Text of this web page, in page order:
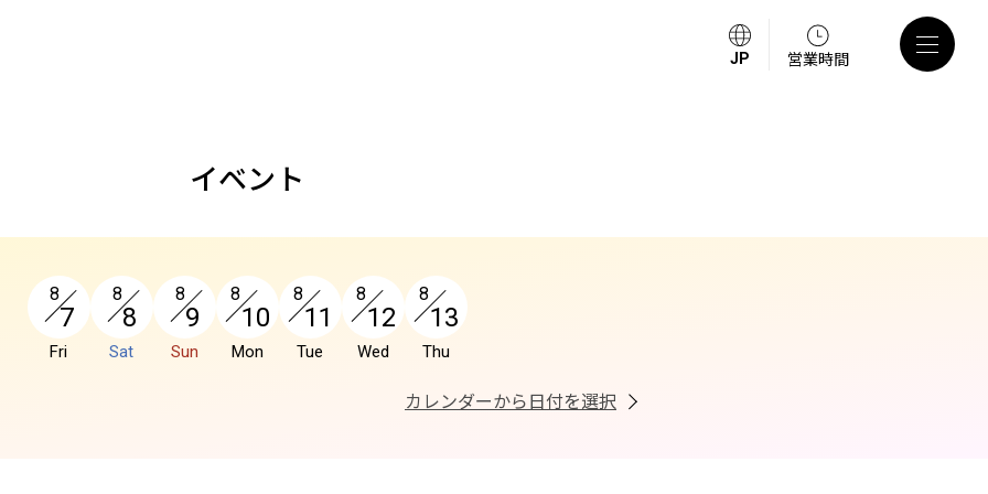
営業時間
イベント
8
7
Fri
8
8
Sat
8
9
Sun
8
10
Mon
8
11
Tue
8
12
Wed
8
13
Thu
カレンダーから日付を選択